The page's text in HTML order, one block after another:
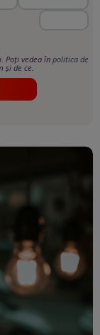
Poți vedea în politica de
și de ce.